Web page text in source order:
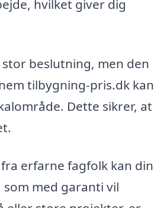
hvilket giver dig
stor beslutning, men den
tilbygning-pris.dk kan
Dette sikrer, at
erfarne fagfolk kan din
med garanti vil